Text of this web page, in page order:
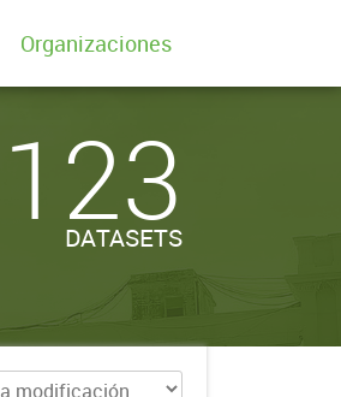
Organizaciones
123
DATASETS